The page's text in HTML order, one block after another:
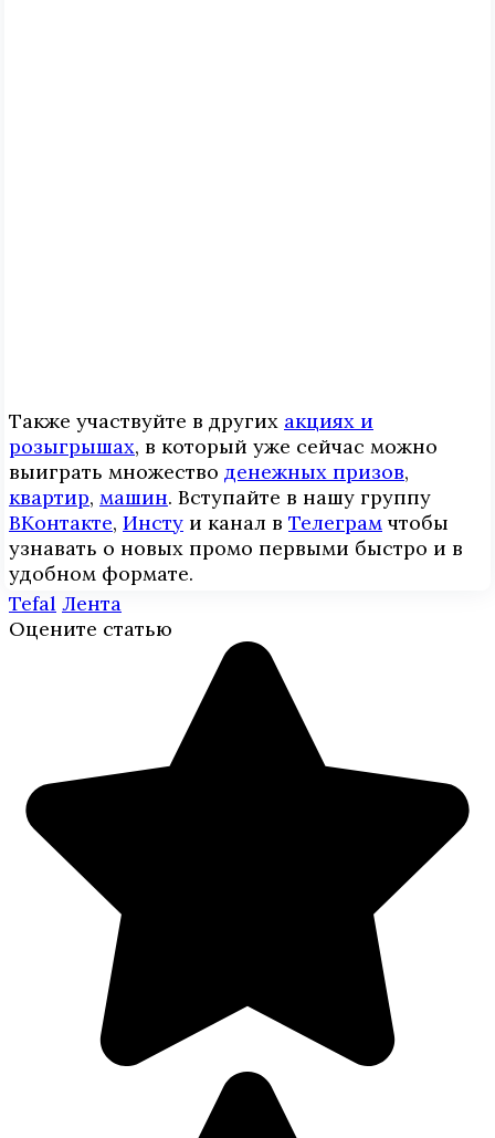
Также участвуйте в других акциях и
розыгрышах, в который уже сейчас можно
выиграть множество денежных призов,
квартир, машин. Вступайте в нашу группу
ВКонтакте, Инcтy и канал в Телеграм чтобы
узнавать о новых промо первыми быстро и в
удобном формате.
Tefal Лента
Оцените статью